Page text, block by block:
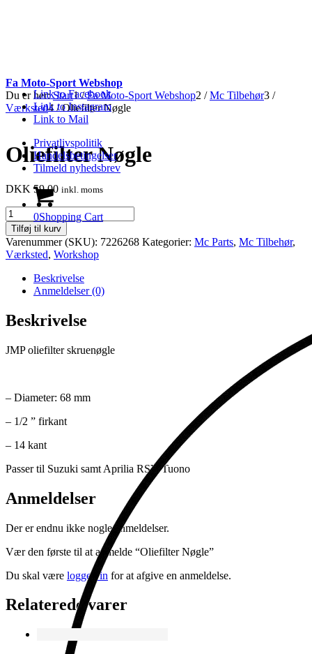
Link to Facebook
Link to Instagram
Link to Mail
Privatlivspolitik
Handelsbetingelser
Tilmeld nyhedsbrev
0Shopping Cart
Fa Moto-Sport Webshop
Du er her: Start1 / Fa Moto-Sport Webshop2 / Mc Tilbehør3 /
Værksted4 / Oliefilter Nøgle
Oliefilter Nøgle
DKK 59.00 inkl. moms
Oliefilter
Nøgle
antal
Tilføj til kurv
Varenummer (SKU): 7226268 Kategorier: Mc Parts, Mc Tilbehør,
Værksted, Workshop
Beskrivelse
Anmeldelser (0)
Beskrivelse
JMP oliefilter skruenøgle
– Diameter: 68 mm
– 1/2 ” firkant
– 14 kant
Passer til Suzuki samt Aprilia RSV/Tuono
Anmeldelser
Der er endnu ikke nogle anmeldelser.
Vær den første til at anmelde “Oliefilter Nøgle”
Du skal være logged in for at afgive en anmeldelse.
Relaterede varer